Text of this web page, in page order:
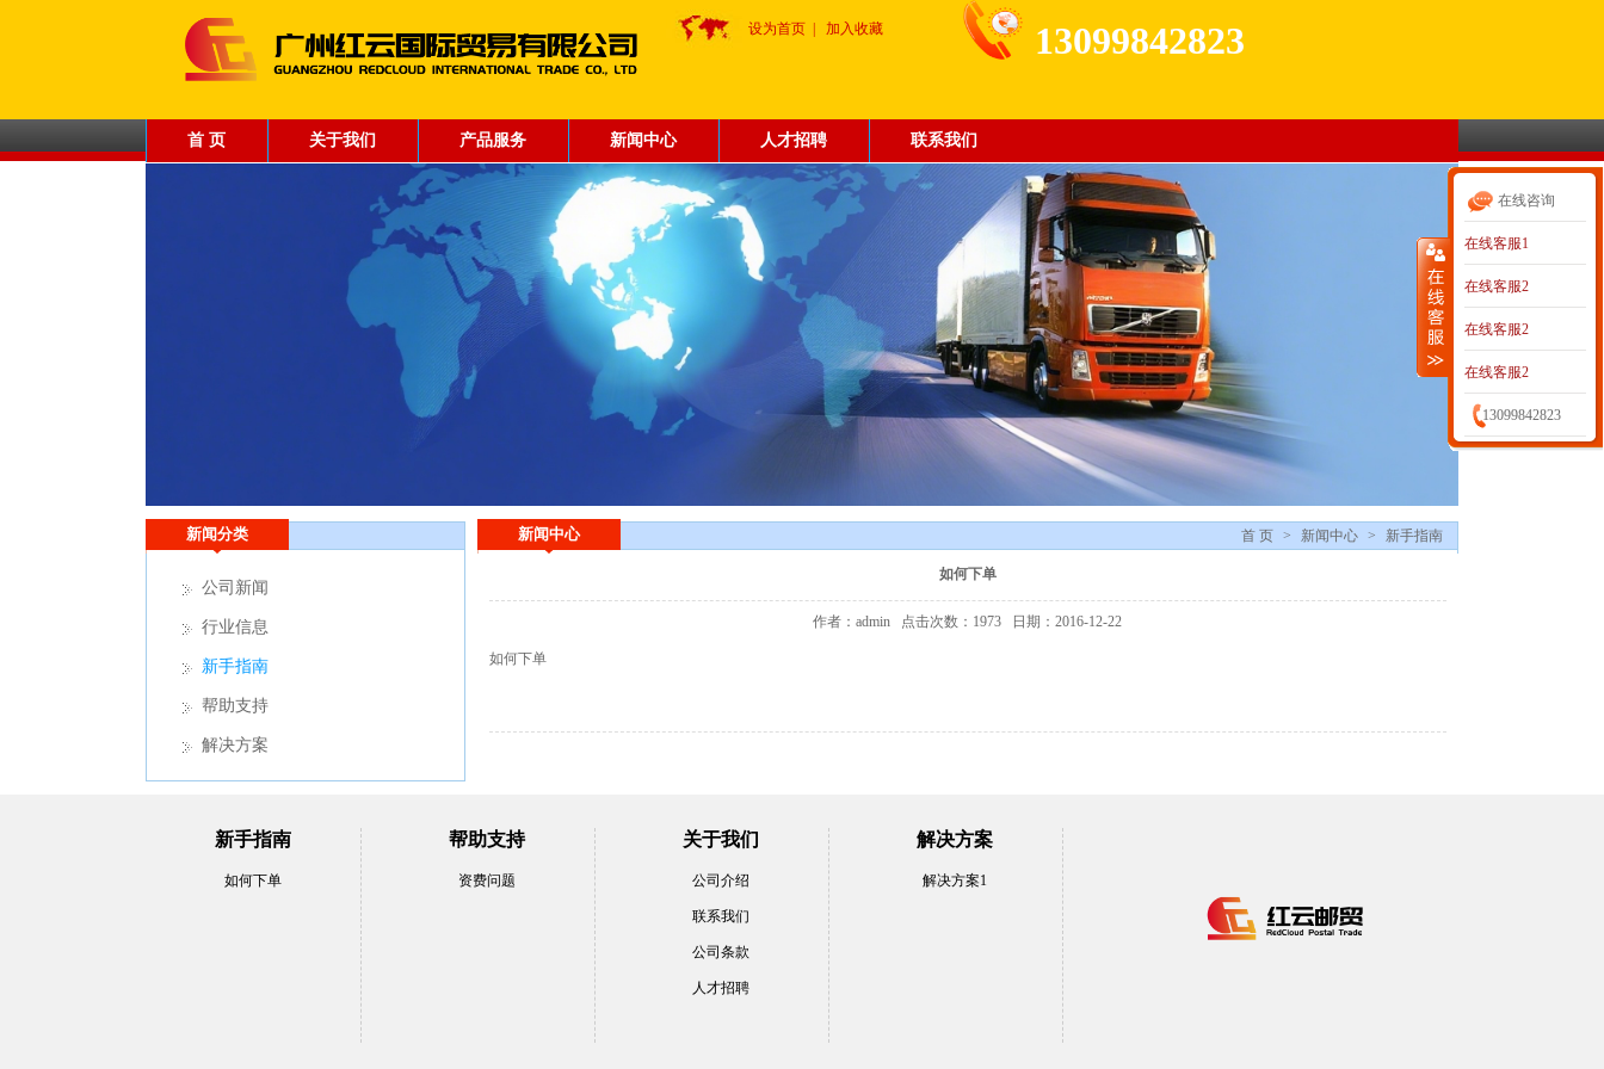
专业的跨境电商物流平台供应商
设为首页 加入收藏 13099842823
首 页 关于我们 产品服务 新闻中心 人才招聘 联系我们
新闻中心 首 页 > 新闻中心 > 新手指南
如何下单
作者：admin 点击次数：1973 日期：2016-12-22
如何下单
新闻分类
公司新闻
行业信息
新手指南
帮助支持
解决方案
在线咨询
在线客服1
在线客服2
在线客服2
在线客服2
13099842823